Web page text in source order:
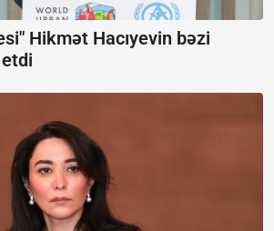
Hikmət Hacıyevin bəzi